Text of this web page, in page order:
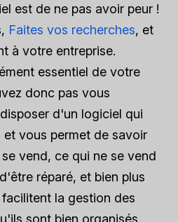
est de ne pas avoir peur !
Faites vos recherches, et
à votre entreprise.
essentiel de votre
donc pas vous
d'un logiciel qui
vous permet de savoir
vend, ce qui ne se vend
réparé, et bien plus
la gestion des
sont bien organisés,